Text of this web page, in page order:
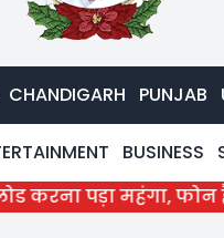
CHANDIGARH PUNJAB
BUSINESS
महंगा, फोन हैक कर